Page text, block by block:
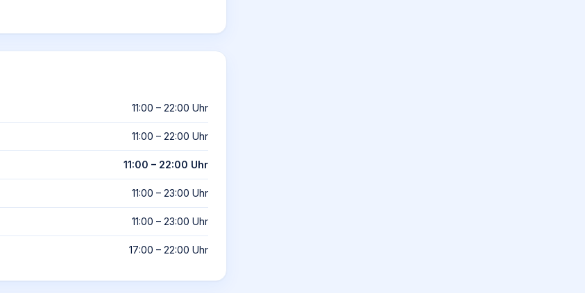
11:00 – 22:00 Uhr
11:00 – 22:00 Uhr
11:00 – 22:00 Uhr
11:00 – 23:00 Uhr
11:00 – 23:00 Uhr
17:00 – 22:00 Uhr